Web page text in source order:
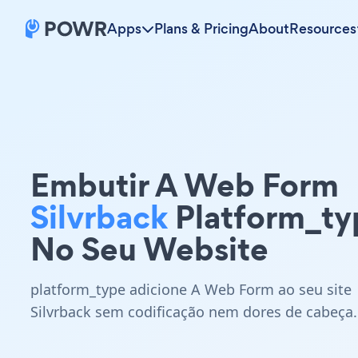
Apps Plans & PricingAboutResources
Embutir A Web Form
Silvrback
No Seu Website
platform_type adicione A Web Form ao seu site
Silvrback sem codificação nem dores de cabeça.